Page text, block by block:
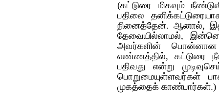
(கட்டுரை மிகவும்
பதிலை
நினைத்தேன். ஆனால்,
தேவையில்லாமல்,
அவர்களின்
எண்ணத்தில், கட்டுரை
பதிவது என்று
பொறுமையுள்ளவர்கள்
முகத்தைக் காண்பார்கள்.)